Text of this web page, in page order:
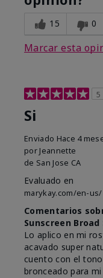
15 0
Marcar esta
5
Si
Enviado Hace 4
por Jeannette
de San Jose CA
Evaluado en
marykay.com/en-us/
Comentarios
Sunscreen Broad
Lo aplico en mi
acavado super
cuento con el
bronceado para